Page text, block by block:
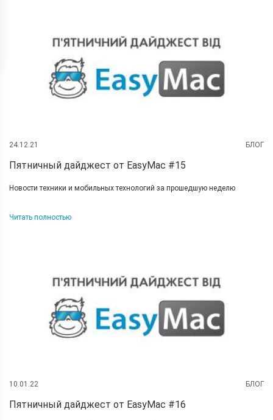
24.12.21 БЛОГ
Пятничный дайджест от EasyMac #15
Новости техники и мобильных технологий за прошедшую неделю
Читать полностью
10.01.22 БЛОГ
Пятничный дайджест от EasyMac #16